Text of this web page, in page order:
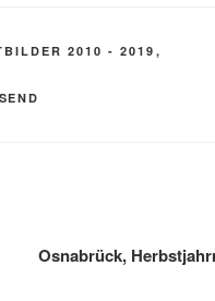
2010 - 2019 ,
SEND
Osnabrück,